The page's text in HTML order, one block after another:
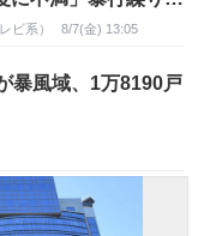
ビ系） 8/7(金) 13:05
暴風域、1万8190戸